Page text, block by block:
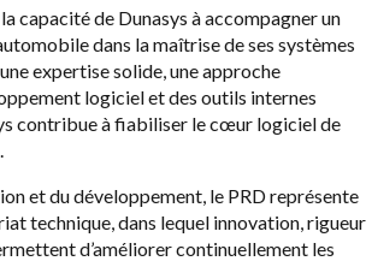
capacité de Dunasys à accompagner un
dans la maîtrise de ses systèmes
expertise solide, une approche
logiciel et des outils internes
contribue à fiabiliser le cœur logiciel de
et du développement, le PRD représente
technique, dans lequel innovation, rigueur
d’améliorer continuellement les